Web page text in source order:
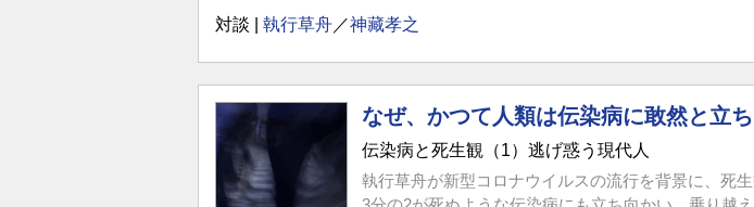
対談 | 執行草舟／神藏孝之
なぜ、かつて人類は伝染病に敢然と立
伝染病と死生観（1）逃げ惑う現代人
執行草舟が新型コロナウイルスの流行を背景に、死